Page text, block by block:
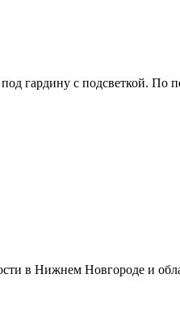
гардину с подсветкой. По
в Нижнем Новгороде и